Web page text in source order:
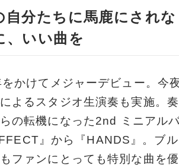
自分たちに馬鹿にされな
、いい曲を
かけてメジャーデビュー。今
よるスタジオ生演奏も実施。奏
の転機になった2nd ミニアル
』から『HANDS』。ブル
ファンにとっても特別な曲を優